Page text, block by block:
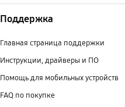
Поддержка
Главная страница поддержки
Инструкции, драйверы и ПО
Помощь для мобильных устройств
FAQ по покупке